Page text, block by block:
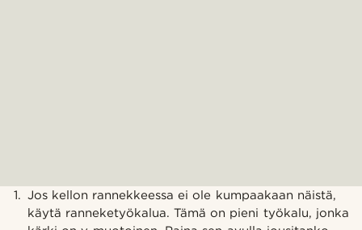
Jos kellon rannekkeessa ei ole kumpaakaan näistä,
käytä ranneketyökalua. Tämä on pieni työkalu, jonka